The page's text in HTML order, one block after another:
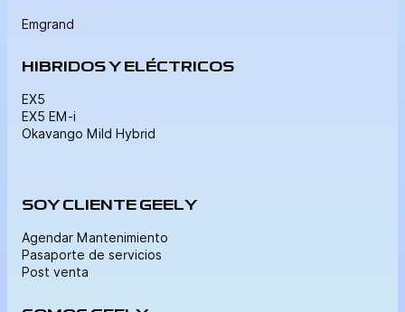
Emgrand
HIBRIDOS Y ELÉCTRICOS
EX5
EX5 EM-i
Okavango Mild Hybrid
SOY CLIENTE GEELY
Agendar Mantenimiento
Pasaporte de servicios
Post venta